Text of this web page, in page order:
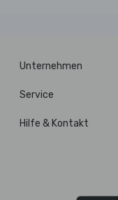
Unternehmen
Service
Hilfe & Kontakt